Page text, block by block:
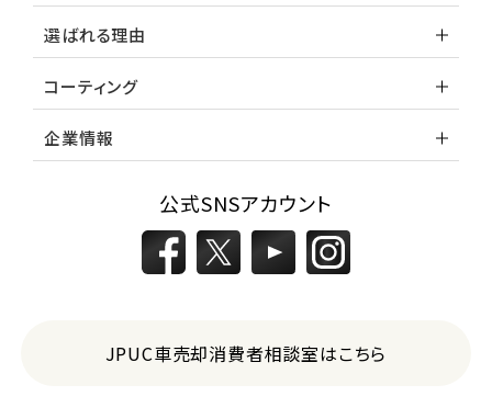
選ばれる理由
コーティング
企業情報
公式SNSアカウント
JPUC車売却消費者相談室はこちら